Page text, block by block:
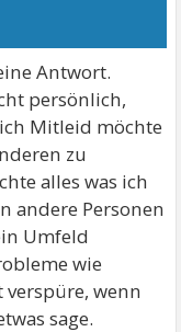
Antwort.
persönlich,
Mitleid möchte
zu
alles was ich
andere Personen
Umfeld
wie
verspüre, wenn
sage.